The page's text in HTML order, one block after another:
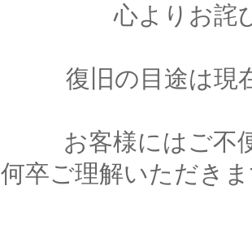
心よりお詫
復旧の目途は現
お客様にはご不
何卒ご理解いただき